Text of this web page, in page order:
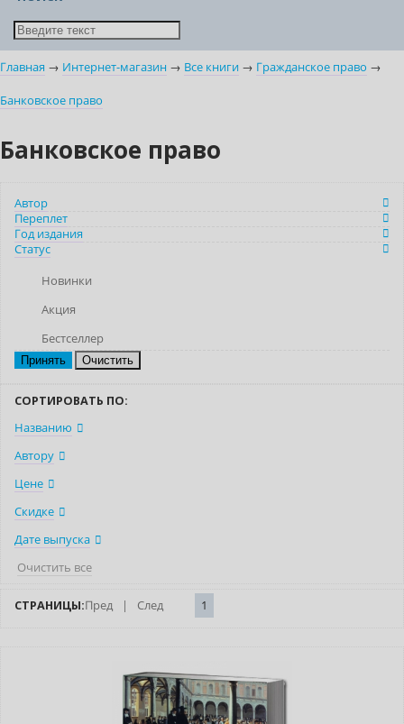
Главная → Интернет-магазин → Все книги → Гражданское право →
Банковское право
Банковское право
Автор
Переплет
Год издания
Статус
Новинки
Акция
Бестселлер
Очистить
СОРТИРОВАТЬ ПО:
Названию
Автору
Цене
Скидке
Дате выпуска
Очистить все
СТРАНИЦЫ:Пред | След 1